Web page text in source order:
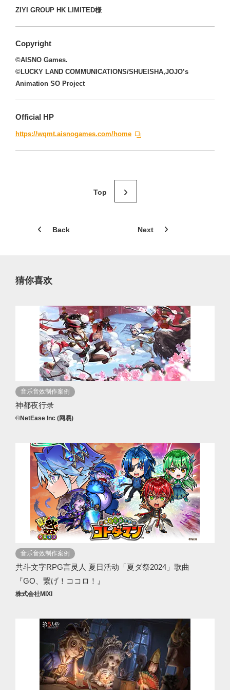
ZIYI GROUP HK LIMITED様
Copyright
©AISNO Games.
©LUCKY LAND COMMUNICATIONS/SHUEISHA,JOJO’s
Animation SO Project
Official HP
https://wqmt.aisnogames.com/home
Back Next
猜你喜欢
音乐音效制作案例
神都夜行录
©NetEase Inc (网易)
音乐音效制作案例
共斗文字RPG言灵人 夏日活动「夏ダ祭2024」歌曲
『GO、繋げ！ココロ！』
株式会社MIXI